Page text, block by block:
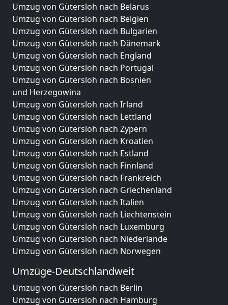
Umzug von Gütersloh nach Belarus
Umzug von Gütersloh nach Belgien
Umzug von Gütersloh nach Bulgarien
Umzug von Gütersloh nach Dänemark
Umzug von Gütersloh nach England
Umzug von Gütersloh nach Portugal
Umzug von Gütersloh nach Bosnien
und Herzegowina
Umzug von Gütersloh nach Irland
Umzug von Gütersloh nach Lettland
Umzug von Gütersloh nach Zypern
Umzug von Gütersloh nach Kroatien
Umzug von Gütersloh nach Estland
Umzug von Gütersloh nach Finnland
Umzug von Gütersloh nach Frankreich
Umzug von Gütersloh nach Griechenland
Umzug von Gütersloh nach Italien
Umzug von Gütersloh nach Liechtenstein
Umzug von Gütersloh nach Luxemburg
Umzug von Gütersloh nach Niederlande
Umzug von Gütersloh nach Norwegen
Umzüge-Deutschlandweit
Umzug von Gütersloh nach Berlin
Umzug von Gütersloh nach Hamburg